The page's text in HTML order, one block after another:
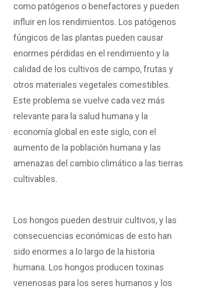
como patógenos o benefactores y pueden
influir en los rendimientos. Los patógenos
fúngicos de las plantas pueden causar
enormes pérdidas en el rendimiento y la
calidad de los cultivos de campo, frutas y
otros materiales vegetales comestibles.
Este problema se vuelve cada vez más
relevante para la salud humana y la
economía global en este siglo, con el
aumento de la población humana y las
amenazas del cambio climático a las tierras
cultivables.
Los hongos pueden destruir cultivos, y las
consecuencias económicas de esto han
sido enormes a lo largo de la historia
humana. Los hongos producen toxinas
venenosas para los seres humanos y los